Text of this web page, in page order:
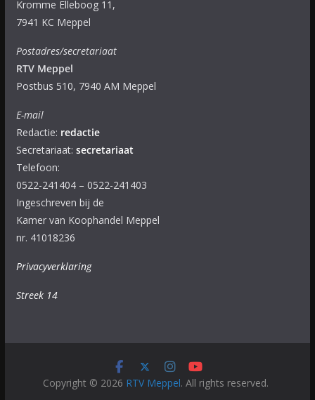
Kromme Elleboog 11,
7941 KC Meppel
Postadres/secretariaat
RTV Meppel
Postbus 510, 7940 AM Meppel
E-mail
Redactie: redactie
Secretariaat: secretariaat
Telefoon:
0522-241404 – 0522-241403
Ingeschreven bij de
Kamer van Koophandel Meppel
nr. 41018236
Privacyverklaring
Streek 14
Copyright © 2026 RTV Meppel. All rights reserved.